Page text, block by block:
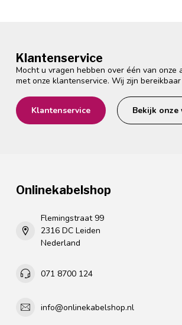
Klantenservice
Mocht u vragen hebben over één van
met onze klantenservice. Wij zijn
Klantenservice Bekijk
Onlinekabelshop
Flemingstraat 99
2316 DC Leiden
Nederland
071 8700 124
info@onlinekabelshop.nl